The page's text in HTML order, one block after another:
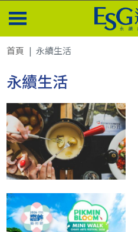
首頁 永續生活
永續生活